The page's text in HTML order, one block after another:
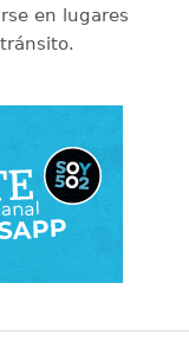
en lugares